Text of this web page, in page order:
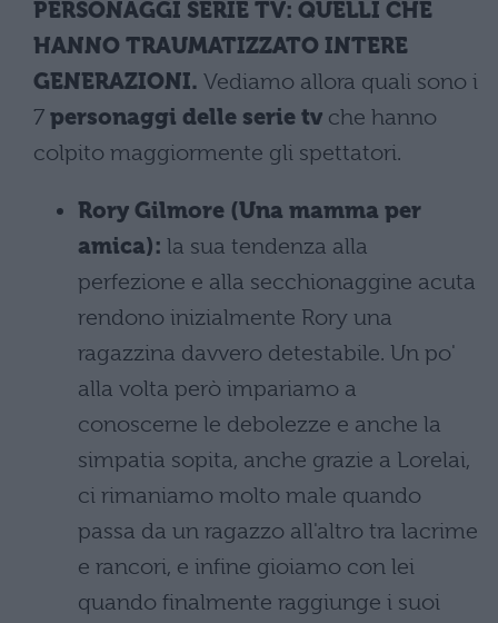
PERSONAGGI SERIE TV: QUELLI CHE
HANNO TRAUMATIZZATO INTERE
GENERAZIONI. Vediamo allora quali sono i
7 personaggi delle serie tv che hanno
colpito maggiormente gli spettatori.
Rory Gilmore (Una mamma per
amica): la sua tendenza alla
perfezione e alla secchionaggine acuta
rendono inizialmente Rory una
ragazzina davvero detestabile. Un po'
alla volta però impariamo a
conoscerne le debolezze e anche la
simpatia sopita, anche grazie a Lorelai,
ci rimaniamo molto male quando
passa da un ragazzo all'altro tra lacrime
e rancori, e infine gioiamo con lei
quando finalmente raggiunge i suoi